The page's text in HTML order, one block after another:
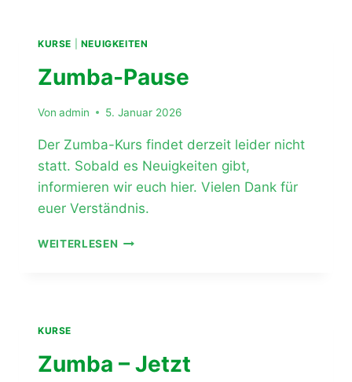
KURSE NEUIGKEITEN
Zumba-Pause
Von admin 5. Januar 2026
Der Zumba-Kurs findet derzeit leider nicht
statt. Sobald es Neuigkeiten gibt,
informieren wir euch hier. Vielen Dank für
euer Verständnis.
WEITERLESEN ZUMBA-
KURSE
Zumba – Jetzt